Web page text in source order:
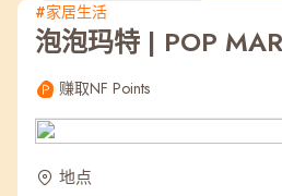
热门
最近搜寻纪录
#家居生活
泡泡玛特 | POP
赚取NF Points
地点